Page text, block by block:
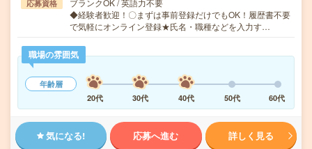
応募資格
ブランクOK / 英語力不要
◆経験者歓迎！〇まずは事前登録だけでもOK！履歴書不要
で気軽にオンライン登録★氏名・職種などを入力す…
職場の雰囲気
年齢層
20代
30代 40代 50代 60代
気になる! 応募へ進む 詳しく見る